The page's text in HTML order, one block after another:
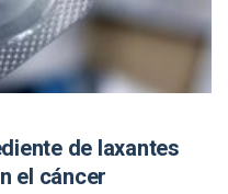
de laxantes
el cáncer